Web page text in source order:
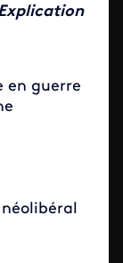
en guerre